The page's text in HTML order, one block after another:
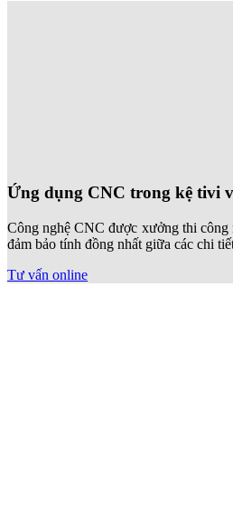
Ứng dụng CNC trong kệ tivi
Công nghệ CNC được xưởng thi
đảm bảo tính đồng nhất giữa các chi
Tư vấn online